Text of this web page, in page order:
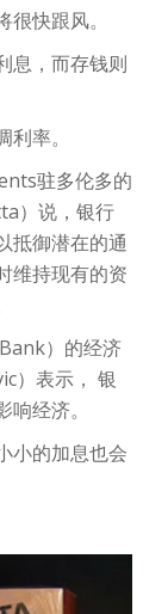
快跟风。
息，而存钱则
率。
驻多伦多的
）说，银行
抵御潜在的通
维持现有的资
）的经济
）表示， 银
经济。
小的加息也会